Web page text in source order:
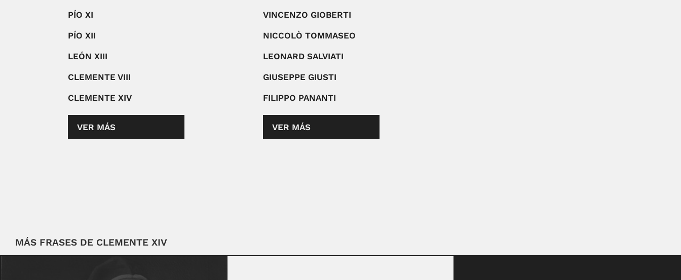
PÍO XI
PÍO XII
LEÓN XIII
CLEMENTE VIII
CLEMENTE XIV
VER MÁS
VINCENZO GIOBERTI
NICCOLÒ TOMMASEO
LEONARD SALVIATI
GIUSEPPE GIUSTI
FILIPPO PANANTI
VER MÁS
MÁS FRASES DE CLEMENTE XIV